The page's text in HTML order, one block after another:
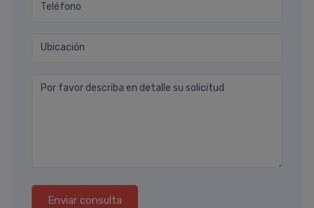
Teléfono
Ubicación
Por favor describa en detalle su solicitud
Enviar consulta